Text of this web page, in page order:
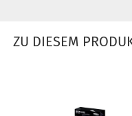
ZU DIESEM